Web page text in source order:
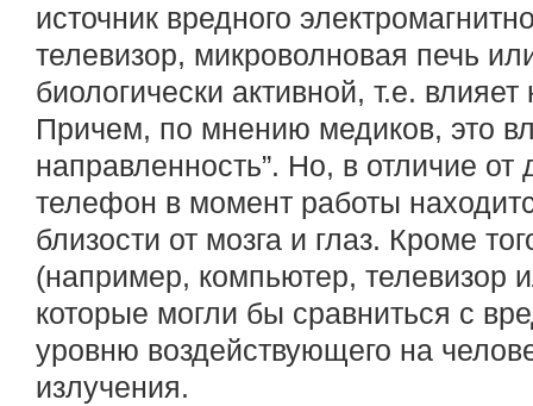
источник вредного
телевизор, микроволновая печь
биологически активной, т.е.
Причем, по мнению медиков, это
направленность”. Но, в отличие
телефон в момент работы
близости от мозга и глаз. Кроме
(например, компьютер, телевизор
которые могли бы сравниться с
уровню воздействующего на
излучения.